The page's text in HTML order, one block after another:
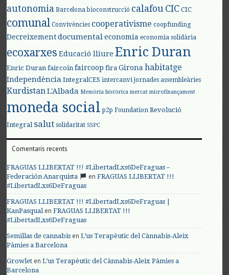
autonomia Barcelona bioconstrucció calafouCIC CIC
comunal Convivències cooperativisme coopfunding
Decreixement documental economia economia solidària
ecoxarxes Educació lliure Enric Duran
Enric Duran faircoin faircoop fira Girona habitatge
Independència IntegralCES intercanvi jornades assembleàries
KurdistanL'Albada Memòria històrica mercat microfinançament
moneda social p2p Foundation Revolució
Integral salut solidaritat SSPC
Comentaris recents
FRAGUAS LLIBERTAT !!! #LibertadLxs6DeFraguas –
Federación Anarquista
enFRAGUAS LLIBERTAT !!!
#LibertadLxs6DeFraguas
FRAGUAS LLIBERTAT !!! #LibertadLxs6DeFraguas |
KanPasqualenFRAGUAS LLIBERTAT !!!
#LibertadLxs6DeFraguas
Semillas de cannabis enL’us Terapèutic del Cànnabis-Aleix
Pàmies a Barcelona
Growlet enL’us Terapèutic del Cànnabis-Aleix Pàmies a
Barcelona